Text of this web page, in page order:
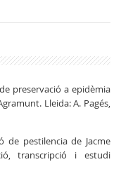
preservació a epidèmia
Lleida: A. Pagés,
de pestilencia de Jacme
transcripció i estudi